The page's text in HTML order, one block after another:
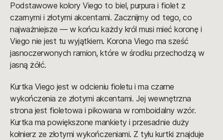
Podstawowe kolory Viego to biel, purpura i fiolet z
czarnymi i złotymi akcentami. Zacznijmy od tego, co
najważniejsze — w końcu każdy król musi mieć koronę i
Viego nie jest tu wyjątkiem. Korona Viego ma sześć
jasnoczerwonych ramion, które w środku przechodzą w
jasną żółć.
Kurtka Viego jest w odcieniu fioletu i ma czarne
wykończenia ze złotymi akcentami. Jej wewnętrzna
strona jest fioletowa i pikowana w romboidalny wzór.
Kurtka ma powiększone mankiety i przesadnie duży
kołnierz ze złotymi wykończeniami. Z tyłu kurtki znajduje